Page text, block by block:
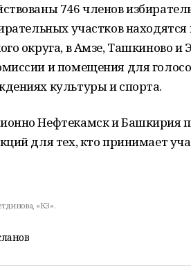
746 членов
участков
округа, в Амзе, Ташкиново и
и помещения для
культуры и спорта.
Нефтекамск и Башкирия
для тех, кто принимает
«КЗ».